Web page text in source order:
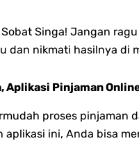
Sobat Singa! Jangan
dan nikmati hasilnya di
Aplikasi Pinjaman
proses pinjaman
aplikasi ini, Anda bisa